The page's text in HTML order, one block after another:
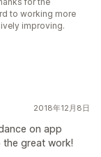
to working more
improving.
2018年12月8日
on app
the great work!